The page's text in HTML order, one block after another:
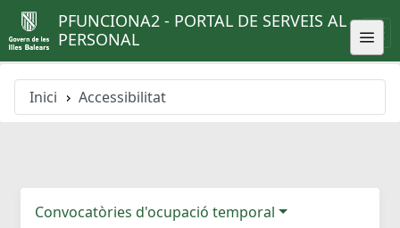
PFUNCIONA2 - PORTAL DE SERVEIS AL
PERSONAL
Inici Accessibilitat
Convocatòries d'ocupació temporal